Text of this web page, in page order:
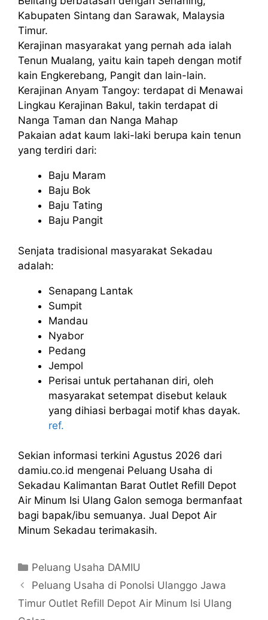
Kabupaten Sintang dan Sarawak, Malaysia
Timur.
Kerajinan masyarakat yang pernah ada ialah
Tenun Mualang, yaitu kain tapeh dengan motif
kain Engkerebang, Pangit dan lain-lain.
Kerajinan Anyam Tangoy: terdapat di Menawai
Lingkau Kerajinan Bakul, takin terdapat di
Nanga Taman dan Nanga Mahap
Pakaian adat kaum laki-laki berupa kain tenun
yang terdiri dari:
Baju Maram
Baju Bok
Baju Tating
Baju Pangit
Senjata tradisional masyarakat Sekadau
adalah:
Senapang Lantak
Sumpit
Mandau
Nyabor
Pedang
Jempol
Perisai untuk pertahanan diri, oleh
masyarakat setempat disebut kelauk
yang dihiasi berbagai motif khas dayak.
ref.
Sekian informasi terkini Agustus 2026 dari
damiu.co.id mengenai Peluang Usaha di
Sekadau Kalimantan Barat Outlet Refill Depot
Air Minum Isi Ulang Galon semoga bermanfaat
bagi bapak/ibu semuanya. Jual Depot Air
Minum Sekadau terimakasih.
Kategori
Peluang Usaha DAMIU
Peluang Usaha di PonoIsi Ulanggo Jawa
Timur Outlet Refill Depot Air Minum Isi Ulang